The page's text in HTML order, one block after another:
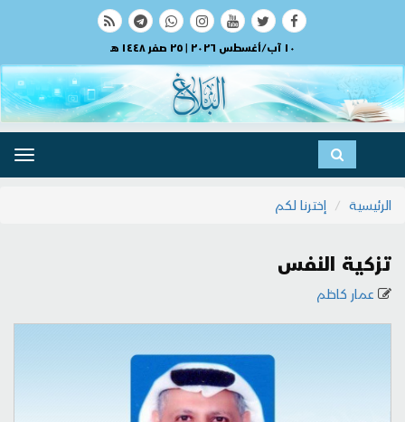
١٠ آب/أغسطس ٢٠٢٦ | ٢٥ صفر ١٤٤٨ هـ
الرئيسية
إخترنا لكم
تزكية النفس
عمار كاظم